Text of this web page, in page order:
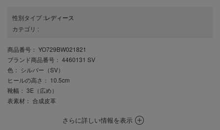
性別タイプ :レディース
カテゴリ :
商品番号 ： YO729BW021821
ブランド商品番号 ： 4460131 SV
色 ： シルバー（SV）
ヒールの高さ ： 10.5cm
靴幅 ： 3E（広め）
表素材 ： 合成皮革
さらに詳しい情報を表示